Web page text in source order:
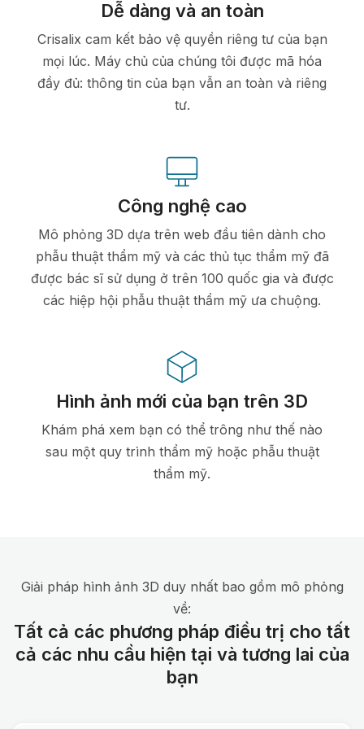
Dễ dàng và an toàn
Crisalix cam kết bảo vệ quyền riêng tư của bạn
mọi lúc. Máy chủ của chúng tôi được mã hóa
đầy đủ: thông tin của bạn vẫn an toàn và riêng
tư.
Công nghệ cao
Mô phỏng 3D dựa trên web đầu tiên dành cho
phẫu thuật thẩm mỹ và các thủ tục thẩm mỹ đã
được bác sĩ sử dụng ở trên 100 quốc gia và được
các hiệp hội phẫu thuật thẩm mỹ ưa chuộng.
Hình ảnh mới của bạn trên 3D
Khám phá xem bạn có thể trông như thế nào
sau một quy trình thẩm mỹ hoặc phẫu thuật
thẩm mỹ.
Giải pháp hình ảnh 3D duy nhất bao gồm mô phỏng
về:
Tất cả các phương pháp điều trị cho tất
cả các nhu cầu hiện tại và tương lai của
bạn